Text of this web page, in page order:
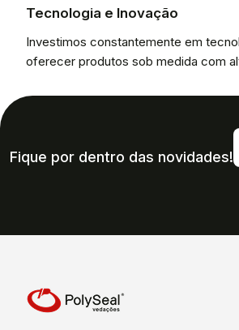
Tecnologia e Inovação
Investimos constantemente em
oferecer produtos sob medida com
Fique por dentro das novidades!